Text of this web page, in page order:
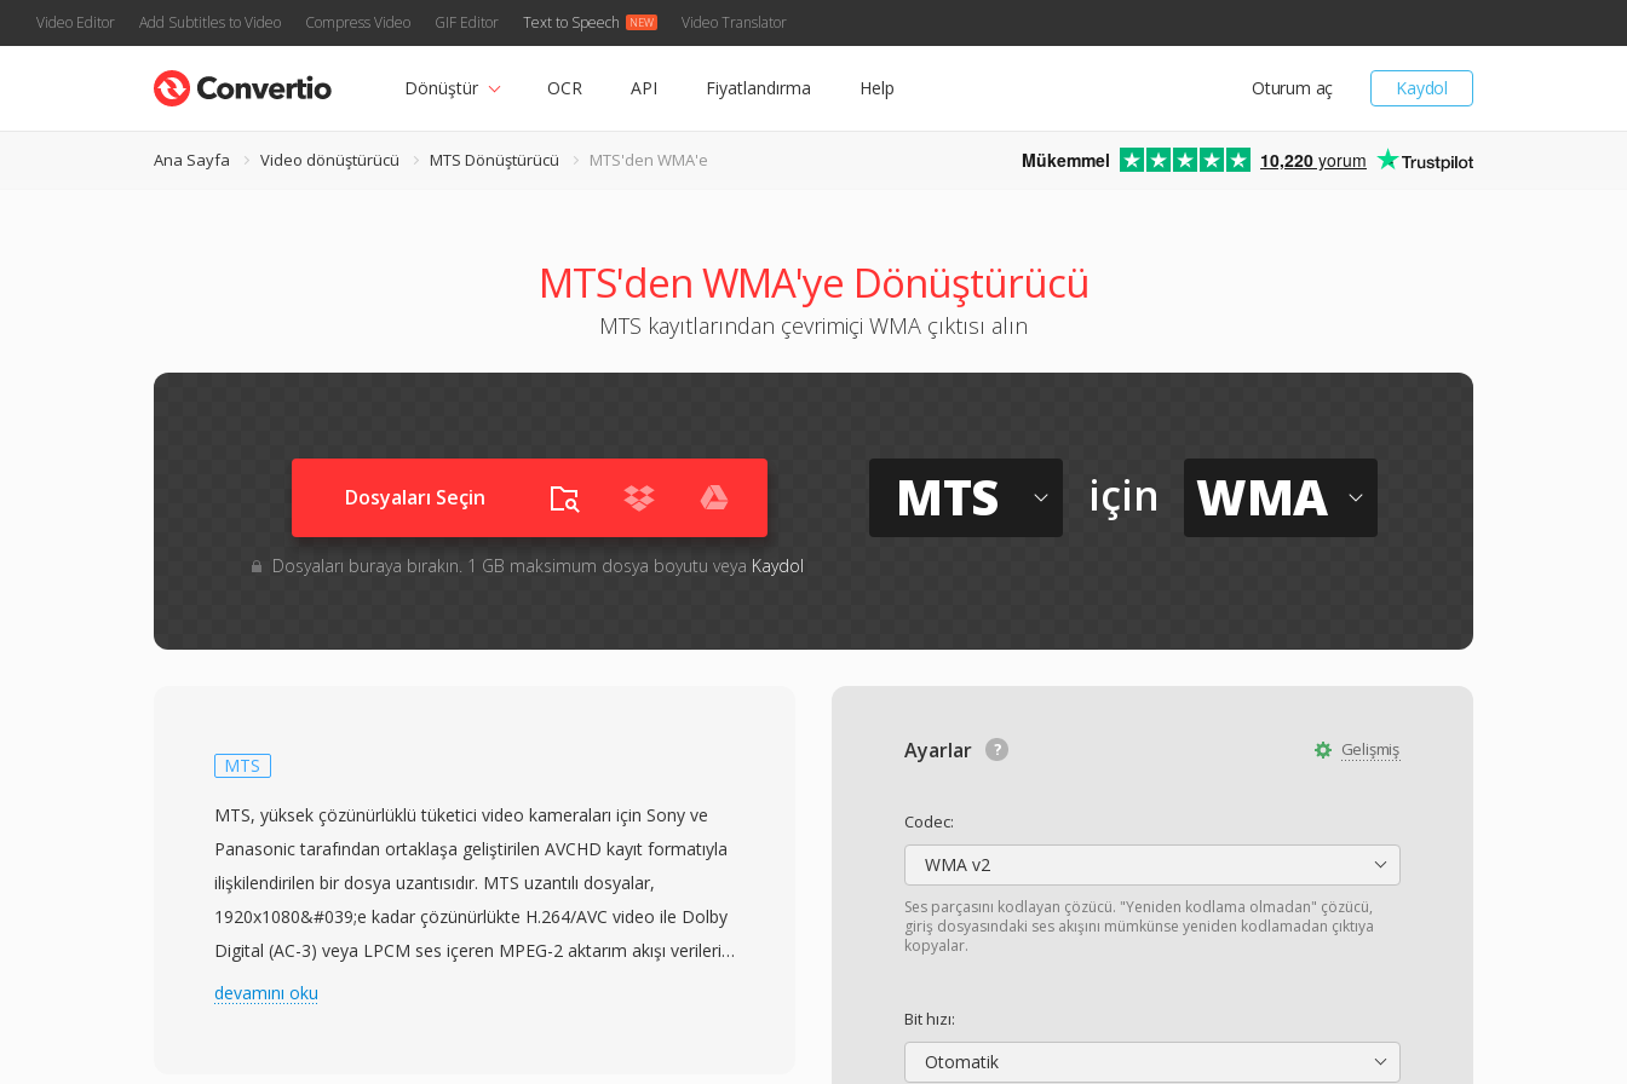
Video Editor Add Subtitles to Video Compress Video GIF Editor Text to Speech Video Translator
Kaydol
Oturum aç
Dönüştür OCR API Fiyatlandırma Help
Ana Sayfa Video dönüştürücü MTS Dönüştürücü MTS'den WMA'e Mükemmel 10,220 yorum
MTS'den WMA'ye Dönüştürücü
MTS kayıtlarından çevrimiçi WMA çıktısı alın
Dosyaları Seçin
Dosyaları buraya bırakın. 1 GB maksimum dosya boyutu veya Kaydol
MTS için WMA
Gelişmiş
Ayarlar
Codec:
WMA v2
Ses parçasını kodlayan çözücü. "Yeniden kodlama olmadan" çözücü,
giriş dosyasındaki ses akışını mümkünse yeniden kodlamadan çıktıya
kopyalar.
Bit hızı:
Otomatik
MTS
MTS, yüksek çözünürlüklü tüketici video kameraları için Sony ve
Panasonic tarafından ortaklaşa geliştirilen AVCHD kayıt formatıyla
ilişkilendirilen bir dosya uzantısıdır. MTS uzantılı dosyalar,
1920x1080&#039;e kadar çözünürlükte H.264/AVC video ile Dolby
Digital (AC-3) veya LPCM ses içeren MPEG-2 aktarım akışı verileri
barındırır. MTS tanımlaması, AVCHD içeriğine doğrudan kayıt
devamını oku